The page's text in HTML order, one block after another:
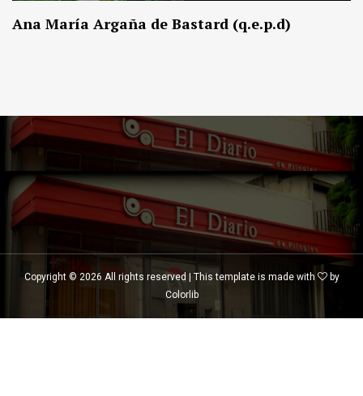
Ana María Argaña de Bastard (q.e.p.d)
Copyright © 2026 All rights reserved | This template is made with
by
Colorlib